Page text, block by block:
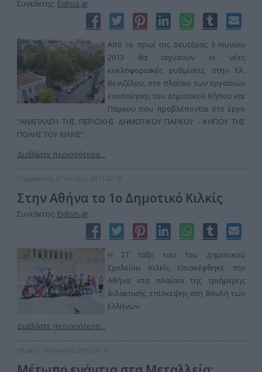
Συντάκτης: Eidisis.gr
Από το πρωί της Δευτέρας 3 Ιουνίου
2013 θα ισχύσουν οι νέες
κυκλοφοριακές ρυθμίσεις στην Ελ.
Βενιζέλου, στο πλαίσιο των εργασιών
ενοποίησης του Δημοτικού Κήπου και
Πάρκου που προβλέπονται στο έργο
“ΑΝΑΠΛΑΣΗ ΤΗΣ ΠΕΡΙΟΧΗΣ ΔΗΜΟΤΙΚΟΥ ΠΑΡΚΟΥ - ΚΗΠΟΥ ΤΗΣ
ΠΟΛΗΣ ΤΟΥ ΚΙΛΚΙΣ”.
Διαβάστε περισσότερα...
Παρασκευή, 07 Ιουνίου 2013 22:18
Στην Αθήνα το 1ο Δημοτικό Κιλκίς
Συντάκτης: Eidisis.gr
Η ΣΤ΄ τάξη του 1ου Δημοτικού
Σχολείου Κιλκίς επισκέφθηκε την
Αθήνα στα πλαίσια της τριήμερης
διδακτικής επίσκεψης στη Βουλή των
Ελλήνων.
Διαβάστε περισσότερα...
Πέμπτη, 06 Ιουνίου 2013 01:16